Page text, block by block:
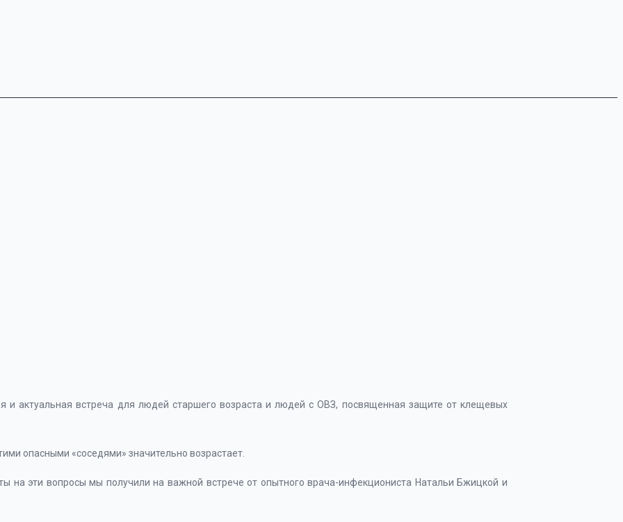
и актуальная встреча для людей старшего возраста и людей с ОВЗ, посвященная защите от клещевых
опасными «соседями» значительно возрастает.
на эти вопросы мы получили на важной встрече от опытного врача-инфекциониста Натальи Бжицкой и